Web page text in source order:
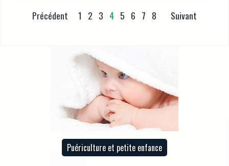
Précédent 1 2 3 4 5 6 7 8 Suivant
Puériculture et petite enfance